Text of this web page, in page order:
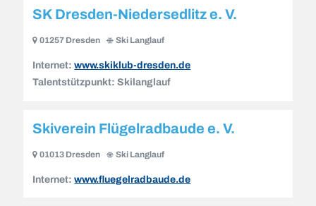
SK Dresden-Niedersedlitz e. V.
01257 Dresden Ski Langlauf
Internet:www.skiklub-dresden.de
Talentstützpunkt:Skilanglauf
Skiverein Flügelradbaude e. V.
01013 Dresden Ski Langlauf
Internet:www.fluegelradbaude.de